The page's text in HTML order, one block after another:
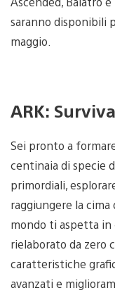
saranno disponibili
maggio.
ARK:
Sei pronto a
centinaia di specie
primordiali,
raggiungere la
mondo ti aspetta in
rielaborato da zero
caratteristiche
avanzati e